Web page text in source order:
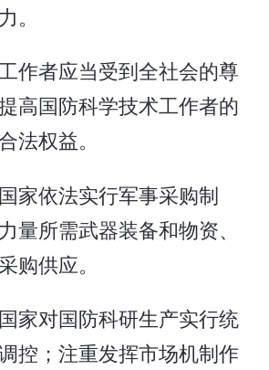
。
作者应当受到全社会的尊
高国防科学技术工作者的
法权益。
家依法实行军事采购制
量所需武器装备和物资、
购供应。
家对国防科研生产实行统
控；注重发挥市场机制作